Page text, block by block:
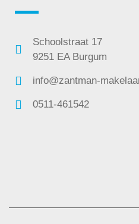
Schoolstraat 17
9251 EA Burgum
info@zantman-
0511-461542